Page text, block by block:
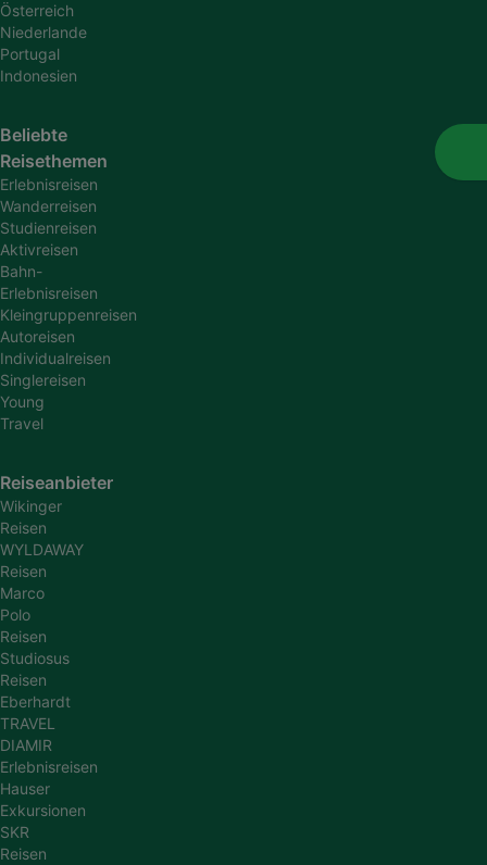
Österreich
Niederlande
Portugal
Indonesien
Beliebte
Reisethemen
Erlebnisreisen
Wanderreisen
Studienreisen
Aktivreisen
Bahn-
Erlebnisreisen
Kleingruppenreisen
Autoreisen
Individualreisen
Singlereisen
Young
Travel
Reiseanbieter
Wikinger
Reisen
WYLDAWAY
Reisen
Marco
Polo
Reisen
Studiosus
Reisen
Eberhardt
TRAVEL
DIAMIR
Erlebnisreisen
Hauser
Exkursionen
SKR
Reisen